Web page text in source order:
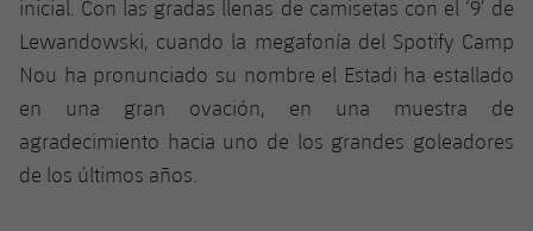
inicial. Con las gradas llenas de camisetas con el ‘9’ de
Lewandowski, cuando la megafonía del Spotify Camp
Nou ha pronunciado su nombre el Estadi ha estallado
en una gran ovación, en una muestra de
agradecimiento hacia uno de los grandes goleadores
de los últimos años.